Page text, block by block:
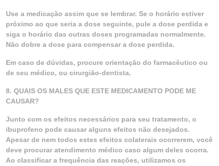
Use a medicação assim que se lembrar. Se o horário estiver
próximo ao que seria a dose seguinte, pule a dose perdida e
siga o horário das outras doses programadas normalmente.
Não dobre a dose para compensar a dose perdida.
Em caso de dúvidas, procure orientação do farmacêutico ou
de seu médico, ou cirurgião-dentista.
8. QUAIS OS MALES QUE ESTE MEDICAMENTO PODE ME
CAUSAR?
Junto com os efeitos necessários para seu tratamento, o
ibuprofeno pode causar alguns efeitos não desejados.
Apesar de nem todos estes efeitos colaterais ocorrerem, você
deve procurar atendimento médico caso algum deles ocorra.
Ao classificar a frequência das reações, utilizamos os